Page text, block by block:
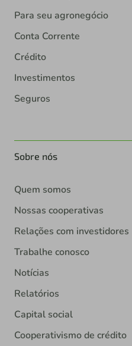
Para seu agronegócio
Conta Corrente
Crédito
Investimentos
Seguros
Sobre nós
Quem somos
Nossas cooperativas
Relações com investidores
Trabalhe conosco
Notícias
Relatórios
Capital social
Cooperativismo de crédito